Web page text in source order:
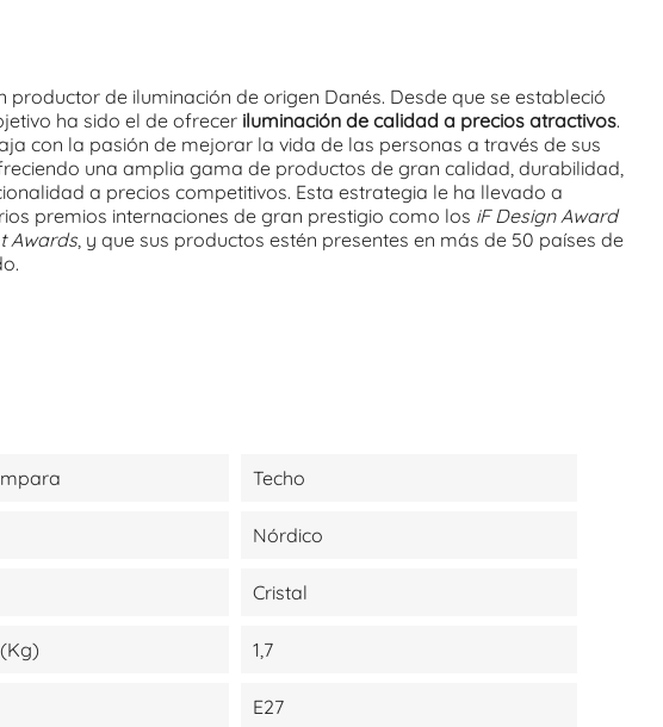
productor de iluminación de origen Danés. Desde que se estableció
ha sido el de ofrecer iluminación de calidad a precios atractivos.
con la pasión de mejorar la vida de las personas a través de sus
una amplia gama de productos de gran calidad, durabilidad,
a precios competitivos. Esta estrategia le ha llevado a
premios internaciones de gran prestigio como los iF Design Award
Awards, y que sus productos estén presentes en más de 50 países de
Techo
Nórdico
Cristal
1,7
E27